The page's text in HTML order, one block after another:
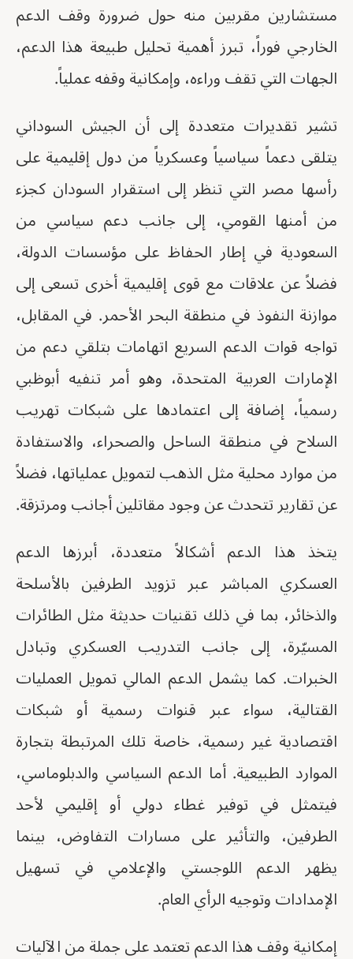
مستشارين مقربين منه حول ضرورة وقف الدعم
الخارجي فوراً، تبرز أهمية تحليل طبيعة هذا الدعم،
الجهات التي تقف وراءه، وإمكانية وقفه عملياً.
تشير تقديرات متعددة إلى أن الجيش السوداني
يتلقى دعماً سياسياً وعسكرياً من دول إقليمية على
رأسها مصر التي تنظر إلى استقرار السودان كجزء
من أمنها القومي، إلى جانب دعم سياسي من
السعودية في إطار الحفاظ على مؤسسات الدولة،
فضلاً عن علاقات مع قوى إقليمية أخرى تسعى إلى
موازنة النفوذ في منطقة البحر الأحمر. في المقابل،
تواجه قوات الدعم السريع اتهامات بتلقي دعم من
الإمارات العربية المتحدة، وهو أمر تنفيه أبوظبي
رسمياً، إضافة إلى اعتمادها على شبكات تهريب
السلاح في منطقة الساحل والصحراء، والاستفادة
من موارد محلية مثل الذهب لتمويل عملياتها، فضلاً
عن تقارير تتحدث عن وجود مقاتلين أجانب ومرتزقة.
يتخذ هذا الدعم أشكالاً متعددة، أبرزها الدعم
العسكري المباشر عبر تزويد الطرفين بالأسلحة
والذخائر، بما في ذلك تقنيات حديثة مثل الطائرات
المسيّرة، إلى جانب التدريب العسكري وتبادل
الخبرات. كما يشمل الدعم المالي تمويل العمليات
القتالية، سواء عبر قنوات رسمية أو شبكات
اقتصادية غير رسمية، خاصة تلك المرتبطة بتجارة
الموارد الطبيعية. أما الدعم السياسي والدبلوماسي،
فيتمثل في توفير غطاء دولي أو إقليمي لأحد
الطرفين، والتأثير على مسارات التفاوض، بينما
يظهر الدعم اللوجستي والإعلامي في تسهيل
الإمدادات وتوجيه الرأي العام.
إمكانية وقف هذا الدعم تعتمد على جملة من الآليات